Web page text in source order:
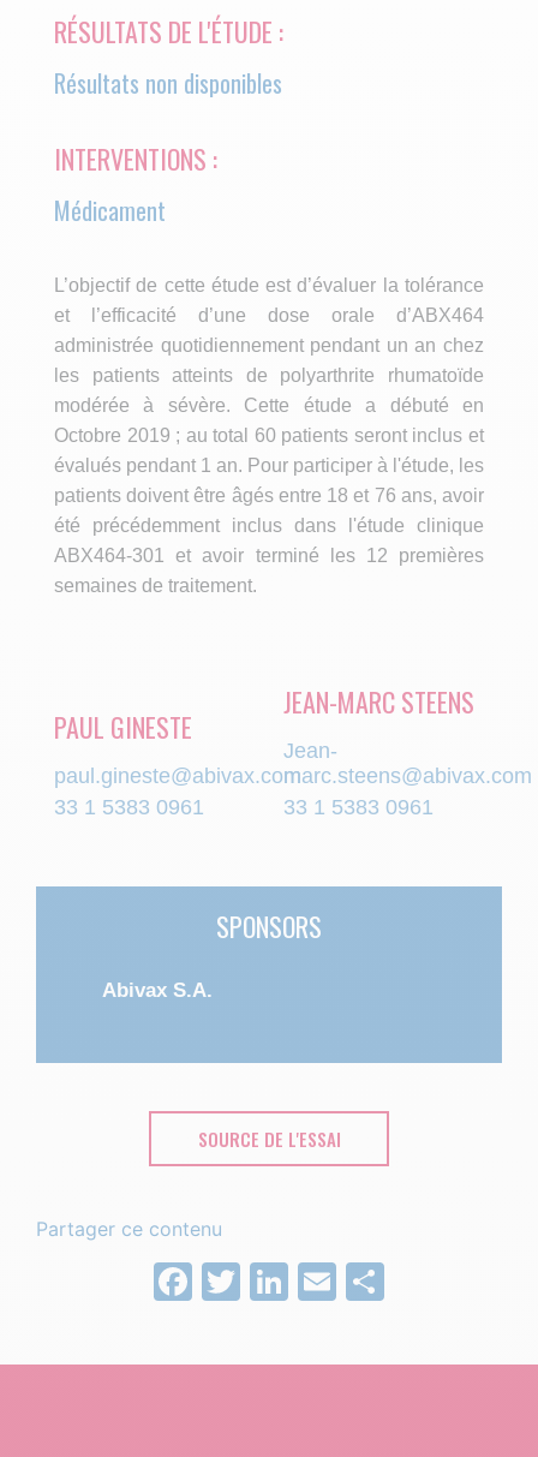
RÉSULTATS DE L'ÉTUDE :
Résultats non disponibles
INTERVENTIONS :
Médicament
L’objectif de cette étude est d’évaluer la tolérance
et l’efficacité d’une dose orale d’ABX464
administrée quotidiennement pendant un an chez
les patients atteints de polyarthrite rhumatoïde
modérée à sévère. Cette étude a débuté en
Octobre 2019 ; au total 60 patients seront inclus et
évalués pendant 1 an. Pour participer à l'étude, les
patients doivent être âgés entre 18 et 76 ans, avoir
été précédemment inclus dans l'étude clinique
ABX464-301 et avoir terminé les 12 premières
semaines de traitement.
PAUL GINESTE
paul.gineste@abivax.com
33 1 5383 0961
JEAN-MARC STEENS
Jean-
marc.steens@abivax.com
33 1 5383 0961
SPONSORS
Abivax S.A.
SOURCE DE L'ESSAI
Partager ce contenu
Facebook
Twitter
LinkedIn
Email